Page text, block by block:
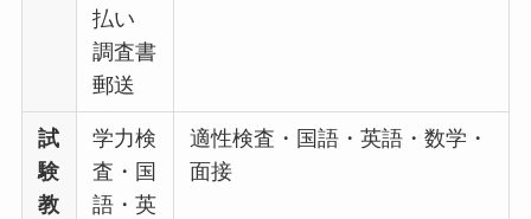
払い
調査書
郵送
試
験
教
学力検
査・国
語・英
適性検査・国語・英語・数学・
面接